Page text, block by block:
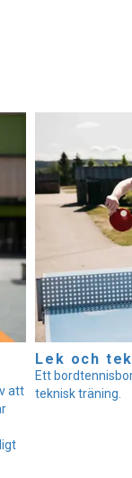
att
Lek och
Ett
teknisk träning.